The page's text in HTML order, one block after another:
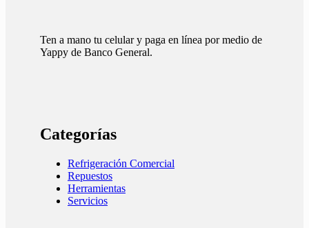
Ten a mano tu celular y paga en línea por medio de
Yappy de Banco General.
Categorías
Refrigeración Comercial
Repuestos
Herramientas
Servicios